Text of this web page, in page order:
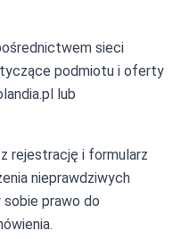
sieci
podmiotu i oferty
lub
rejestrację i formularz
nieprawdziwych
prawo do